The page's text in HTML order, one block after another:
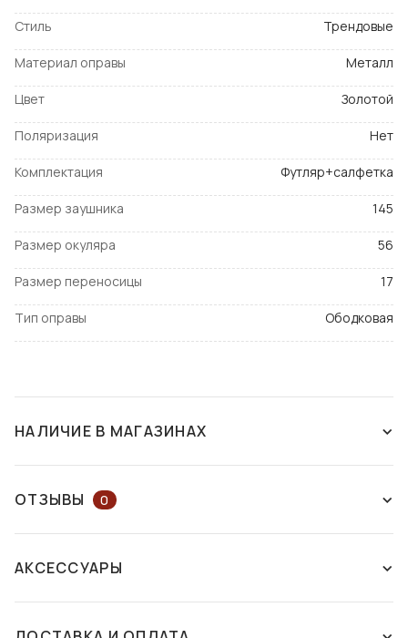
Стиль Трендовые
Материал оправы Металл
Цвет Золотой
Поляризация Нет
Комплектация Футляр+салфетка
Размер заушника 145
Размер окуляра 56
Размер переносицы 17
Тип оправы Ободковая
НАЛИЧИЕ В МАГАЗИНАХ
НАЛИЧИЕ В МАГАЗИНАХ
пр. Независимости, 17
ОТЗЫВЫ 0
ВОПРОС КОНСУЛЬТАНТУ
АКСЕССУАРЫ